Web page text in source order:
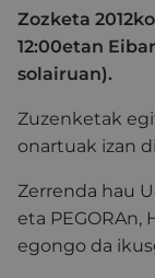
Zozketa
12:00etan
solairuan).
Zuzenketak
onartuak izan
Zerrenda hau
eta PEGORAn,
egongo da